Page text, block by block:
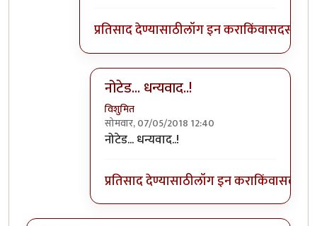
प्रतिसाद देण्यासाठीलॉग इन कराकिंवासदस्य व्हा
नोटेड... धन्यवाद..!
विशुमित
सोमवार, 07/05/2018 12:40
In reply toपुण्यात सर्वोत्तम भेळ म्हणजे
नोटेड... धन्यवाद..!
प्रतिसाद देण्यासाठीलॉग इन कराकिंवासदस्य